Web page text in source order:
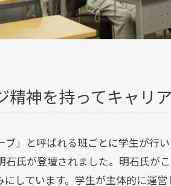
精神を持ってキャリ
」と呼ばれる班ごとに学生が行い
石氏が登壇されました。明石氏が
にしています。学生が主体的に運